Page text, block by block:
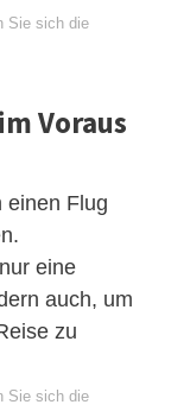
Sie sich die
Voraus
einen Flug
eine
auch, um
zu
Sie sich die